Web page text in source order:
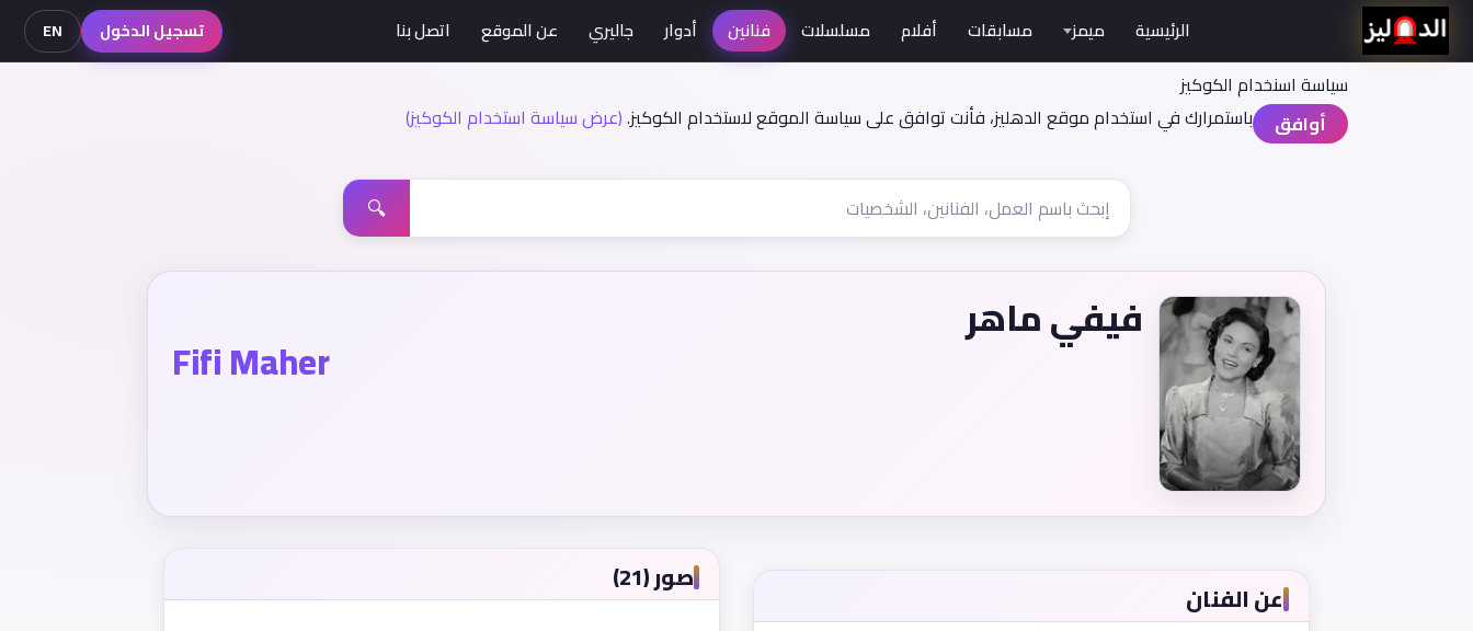
سياسة اسنخدام الكوكيز
أوافق
باستمرارك في استخدام موقع الدهليز، فأنت توافق على سياسة الموقع لاستخدام الكوكيز.(عرض سياسة استخدام الكوكيز)
الرئيسية ميمز مسابقات أفلام مسلسلات فنانين أدوار جاليري عن الموقع اتصل بنا تسجيل الدخول EN
🔍
فيفي ماهر
Fifi Maher
عن الفنان
صور (21)